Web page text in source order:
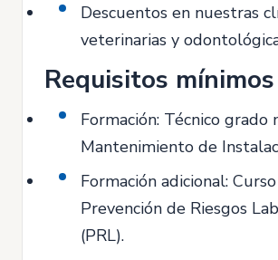
Descuentos en nuestras
veterinarias y
Requisitos mínimos
Formación: Técnico grado
Mantenimiento de
Formación adicional:
Prevención de Riesgos
(PRL).